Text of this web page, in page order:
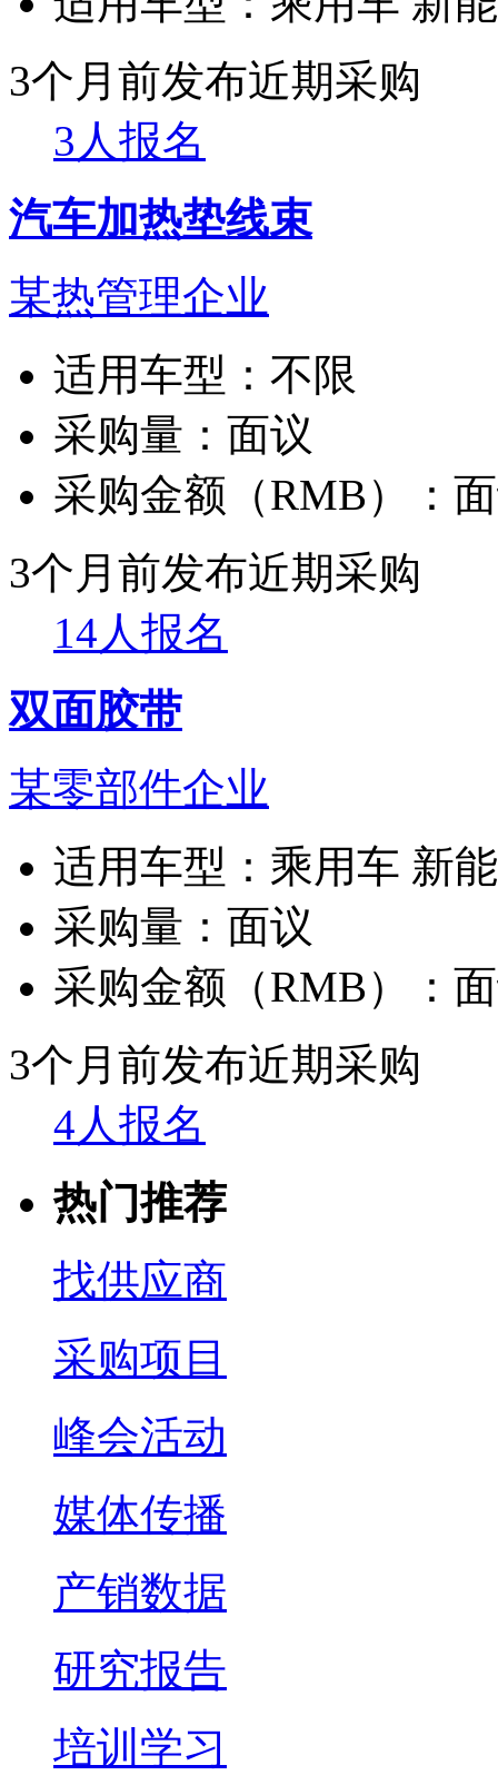
3个月前发布近期采购
3人报名
汽车加热垫线束
某热管理企业
适用车型： 不限
采购量： 面议
采购金额（RMB）：
3个月前发布近期采购
14人报名
双面胶带
某零部件企业
适用车型： 乘用车 新
采购量： 面议
采购金额（RMB）：
3个月前发布近期采购
4人报名
热门推荐
找供应商
采购项目
峰会活动
媒体传播
产销数据
研究报告
培训学习